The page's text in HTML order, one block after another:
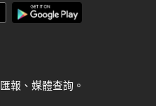
報、媒體查詢。